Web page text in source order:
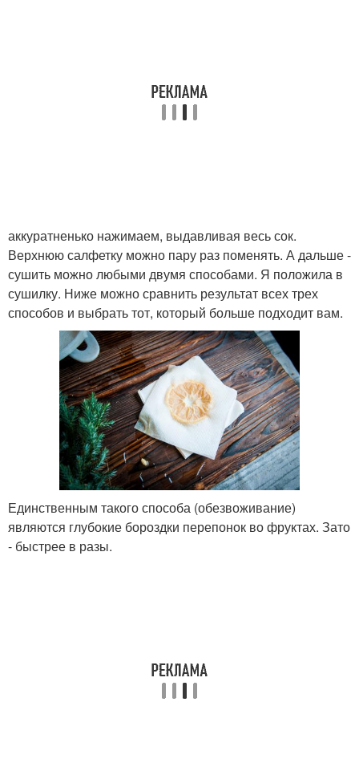
аккуратненько нажимаем, выдавливая весь сок.
Верхнюю салфетку можно пару раз поменять. А дальше -
сушить можно любыми двумя способами. Я положила в
сушилку. Ниже можно сравнить результат всех трех
способов и выбрать тот, который больше подходит вам.
Единственным такого способа (обезвоживание)
являются глубокие бороздки перепонок во фруктах. Зато
- быстрее в разы.